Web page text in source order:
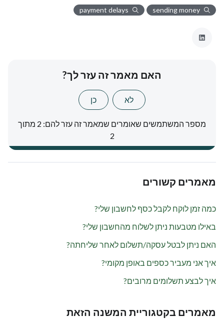
sending money
payment delays
האם מאמר זה עזר לך?
לא כן
מספר המשתמשים שאומרים שמאמר זה עזר להם: 2 מתוך
2
מאמרים קשורים
כמה זמן לוקח לקבל כסף לחשבון שלי?
באילו מטבעות ניתן לשלוח מהחשבון שלי?
האם ניתן לבטל עסקה/תשלום לאחר שליחתה?
איך אני מעביר כספים באופן מקומי?
איך לבצע תשלומים מרובים?
מאמרים בקטגוריית המשנה הזאת